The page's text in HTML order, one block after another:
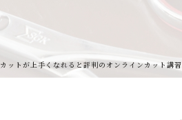
カットが上手くなれると評判のオンラインカット講習